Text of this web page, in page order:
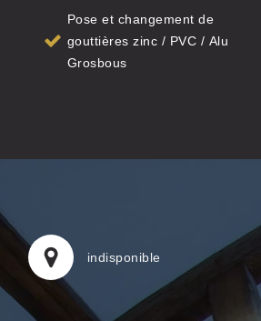
Pose et changement de
gouttières zinc / PVC / Alu
Grosbous
indisponible